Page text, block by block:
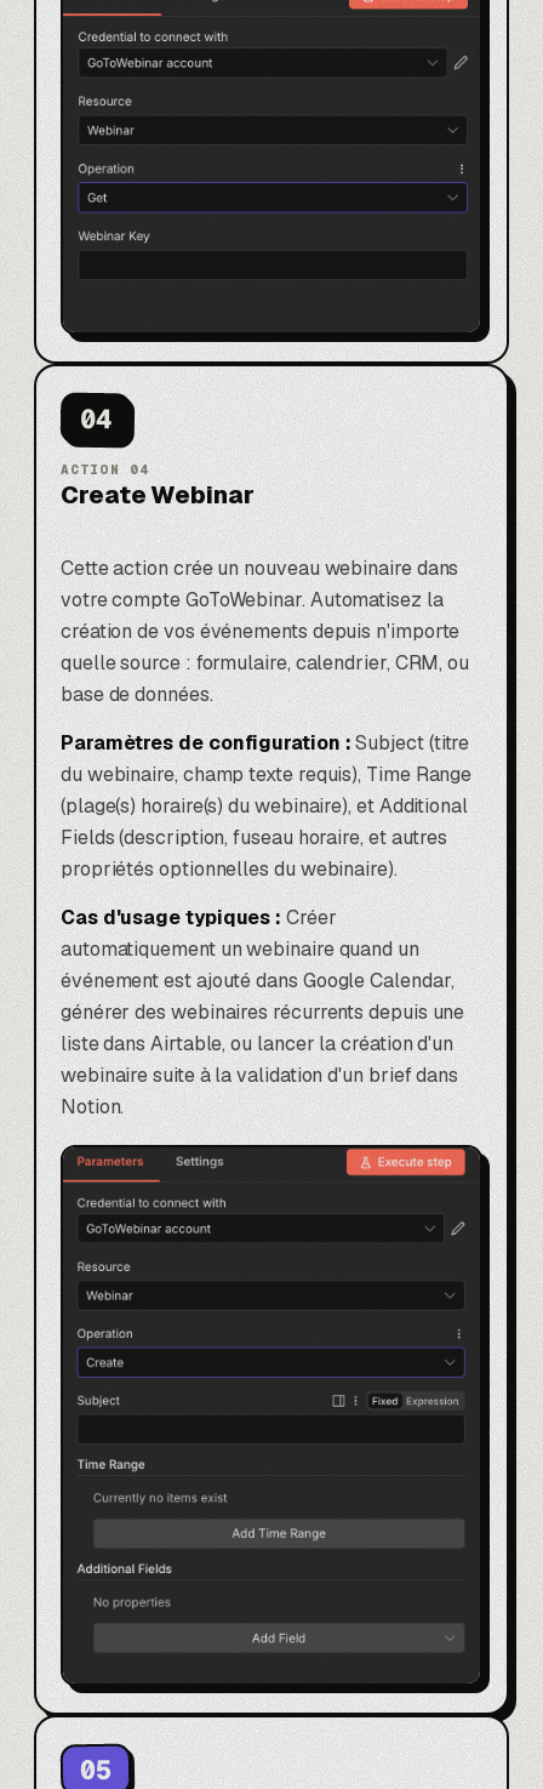
04
ACTION 04
Create Webinar
Cette action crée un nouveau webinaire dans
votre compte GoToWebinar. Automatisez la
création de vos événements depuis n'importe
quelle source : formulaire, calendrier, CRM, ou
base de données.
Paramètres de configuration :Subject (titre
du webinaire, champ texte requis), Time Range
(plage(s) horaire(s) du webinaire), et Additional
Fields (description, fuseau horaire, et autres
propriétés optionnelles du webinaire).
Cas d'usage typiques : Créer
automatiquement un webinaire quand un
événement est ajouté dans Google Calendar,
générer des webinaires récurrents depuis une
liste dans Airtable, ou lancer la création d'un
webinaire suite à la validation d'un brief dans
Notion.
05